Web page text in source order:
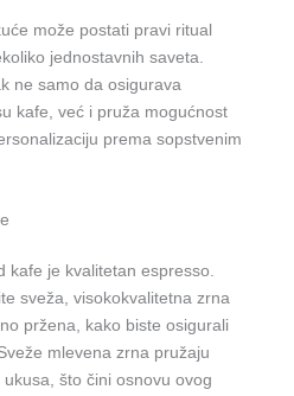
može postati pravi ritual
jednostavnih saveta.
ne samo da osigurava
kafe, već i pruža mogućnost
prema sopstvenim
kafe je kvalitetan espresso.
sveža, visokokvalitetna zrna
pržena, kako biste osigurali
mlevena zrna pružaju
što čini osnovu ovog